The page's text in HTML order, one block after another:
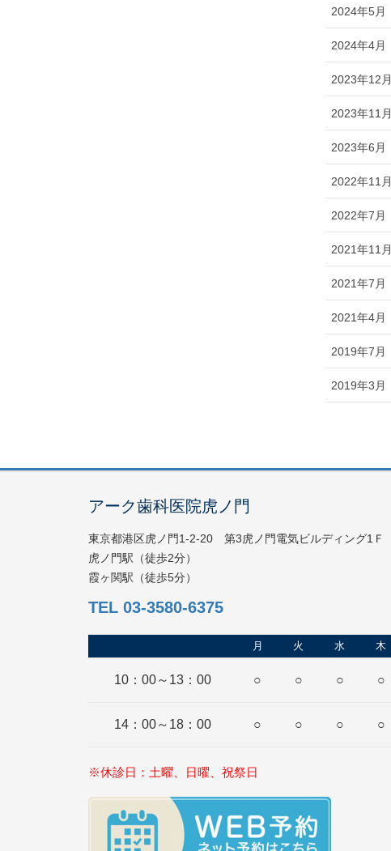
2024年5月
2024年4月
2023年12月
2023年11月
2023年6月
2022年11月
2022年7月
2021年11月
2021年7月
2021年4月
2019年7月
2019年3月
アーク歯科医院虎ノ門
東京都港区虎ノ門1-2-20 第3虎ノ門電気ビルディング1Ｆ
虎ノ門駅（徒歩2分）
霞ヶ関駅（徒歩5分）
TEL 03-3580-6375
月 火 水 木
10：00～13：00 ○ ○ ○ ○
14：00～18：00 ○ ○ ○ ○
※休診日：土曜、日曜、祝祭日